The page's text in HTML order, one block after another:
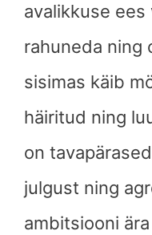
avalikkuse
rahuneda ning
sisimas käib
häiritud ning
on
julgust ning
ambitsiooni